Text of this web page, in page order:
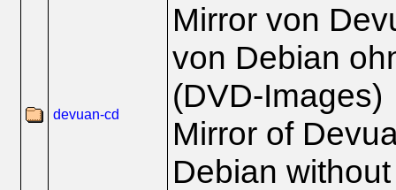
devuan-cd
Mirror von
von Debian
(DVD-Images)
Mirror of
Debian